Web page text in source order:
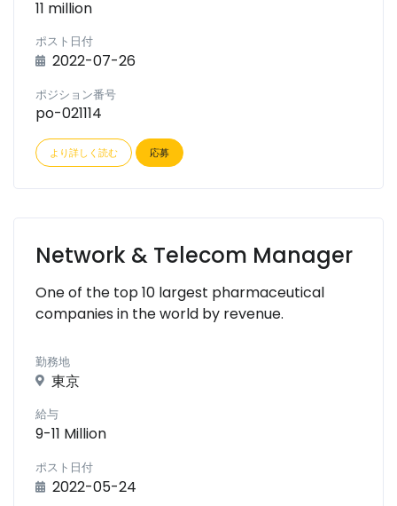
11 million
ポスト日付
2022-07-26
ポジション番号
po-021114
より詳しく読む 応募
Network & Telecom Manager
One of the top 10 largest pharmaceutical
companies in the world by revenue.
勤務地
東京
給与
9-11 Million
ポスト日付
2022-05-24